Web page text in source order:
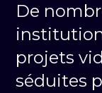
De
projets
séduites